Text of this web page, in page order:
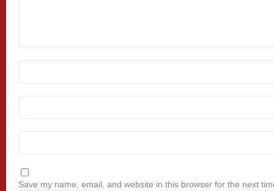
Save my name, email, and website in this browser for the next